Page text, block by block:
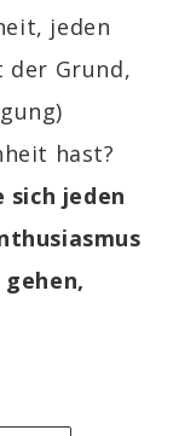
jeden
der Grund,
hast?
sich jeden